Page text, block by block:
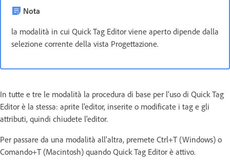
Nota
la modalità in cui Quick Tag Editor viene aperto dipende dalla
selezione corrente della vista Progettazione.
In tutte e tre le modalità la procedura di base per l'uso di Quick Tag
Editor è la stessa: aprite l'editor, inserite o modificate i tag e gli
attributi, quindi chiudete l'editor.
Per passare da una modalità all'altra, premete Ctrl+T (Windows) o
Comando+T (Macintosh) quando Quick Tag Editor è attivo.